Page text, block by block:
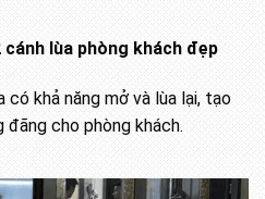
lùa phòng khách đẹp
khả năng mở và lùa lại, tạo
đãng cho phòng khách.